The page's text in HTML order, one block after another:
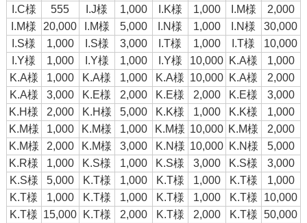
I.C様
555 I.J様 1,000 I.K様 1,000 I.M様
2,000
I.M様
20,000 I.M様 5,000 I.N様 1,000 I.N様
30,000
I.S様
1,000 I.S様 3,000 I.T様 1,000 I.T様
10,000
I.Y様
1,000 I.Y様 1,000 I.Y様 10,000 K.A様
1,000
K.A様
1,000 K.A様 1,000 K.A様 10,000 K.A様
2,000
K.A様
3,000 K.E様 2,000 K.E様 2,000 K.E様
3,000
K.H様
2,000 K.H様 5,000 K.K様 1,000 K.K様
1,000
K.M様
1,000 K.M様 1,000 K.M様 10,000 K.M様
2,000
K.M様
2,000 K.M様 3,000 K.N様 10,000 K.N様
5,000
K.R様
1,000 K.S様 1,000 K.S様 3,000 K.S様
3,000
K.S様
5,000 K.T様 1,000 K.T様 1,000 K.T様
1,000
K.T様
1,000 K.T様 1,000 K.T様 1,000 K.T様
10,000
K.T様 15,000 K.T様 2,000 K.T様 2,000 K.T様
50,000